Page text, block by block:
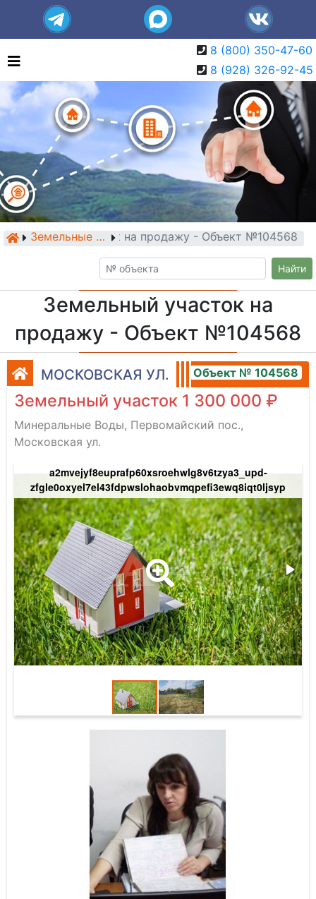
8 (800) 350-47-60
8 (928) 326-92-45
Земельные участки
Земельный участок на продажу - Объект №104568
Найти
Земельный участок на
продажу - Объект №104568
МОСКОВСКАЯ УЛ. Объект № 104568
Земельный участок 1 300 000 ₽
Минеральные Воды, Первомайский пос.,
Московская ул.
a2mvejyf8euprafp60xsroehwlg8v6tzya3_upd-
zfgle0oxyel7el43fdpwslohaobvmqpefi3ewq8iqt0ljsyp